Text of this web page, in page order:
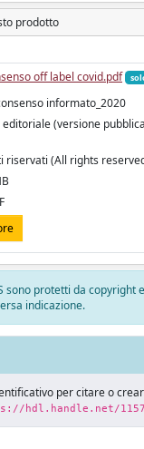
prodotto
off label covid.pdf
informato_2020
(versione
riservati (All rights
sono protetti da copyright
indicazione.
per citare o
hdl.handle.net/